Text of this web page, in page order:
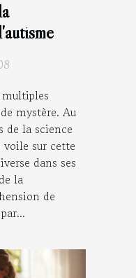
multiples
mystère. Au
de la science
sur cette
dans ses
la
de